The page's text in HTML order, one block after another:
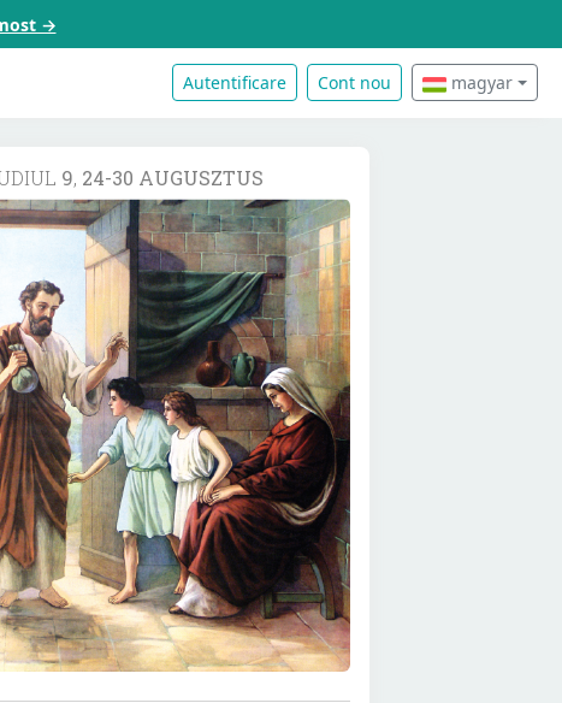
→
Autentificare Cont nou magyar
9, 24-30 AUGUSZTUS